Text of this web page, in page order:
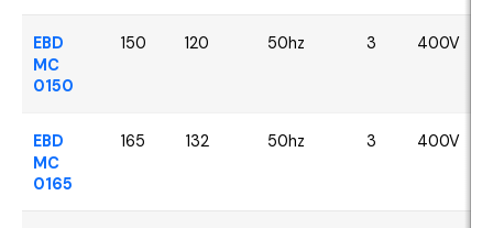
EBD
MC
0150
150 120 50hz 3 400V
EBD
MC
0165
165 132 50hz 3 400V